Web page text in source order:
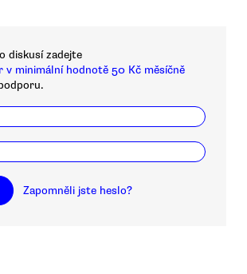
diskusí zadejte
v minimální hodnotě 50 Kč měsíčně
Zapomněli jste heslo?